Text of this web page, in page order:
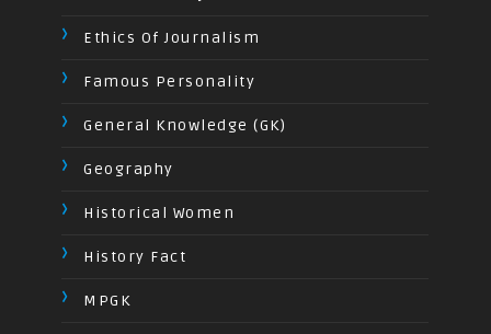
Ethics Of Journalism
Famous Personality
General Knowledge (GK)
Geography
Historical Women
History Fact
MPGK